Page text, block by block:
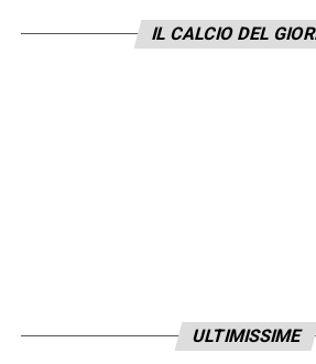
Lione ha vinto due a zero
aspettare gli ultimi dieci
su rigore a tempo scaduto.
IL CALCIO DEL
ULTIMISSIME